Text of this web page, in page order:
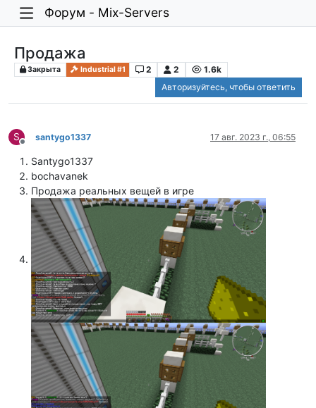
Форум - Mix-Servers
Продажа
Закрыта Industrial #1 2 2
1.6k
Авторизуйтесь, чтобы ответить
S
Не в сети
santygo1337 17 авг. 2023 г., 06:55
Santygo1337
bochavanek
Продажа реальных вещей в игре